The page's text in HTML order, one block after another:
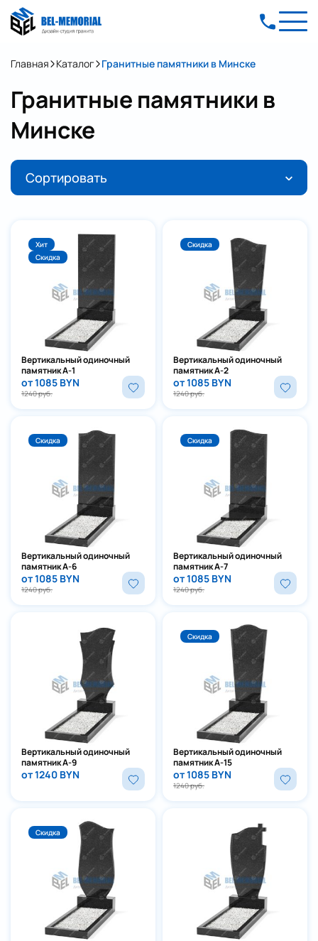
Главная Каталог Гранитные памятники в Минске
Гранитные памятники в
Минске
Сортировать
Хит
Скидка
Вертикальный одиночный
памятник А-1
от 1085 BYN
1240 руб.
Скидка
Вертикальный одиночный
памятник А-2
от 1085 BYN
1240 руб.
Скидка
Вертикальный одиночный
памятник А-6
от 1085 BYN
1240 руб.
Скидка
Вертикальный одиночный
памятник А-7
от 1085 BYN
1240 руб.
Вертикальный одиночный
памятник А-9
от 1240 BYN
Скидка
Вертикальный одиночный
памятник А-15
от 1085 BYN
1240 руб.
Скидка